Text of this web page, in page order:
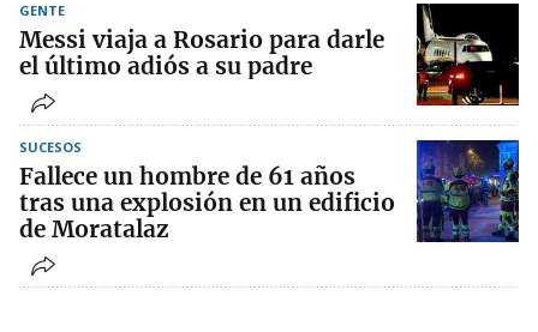
GENTE
Messi viaja a Rosario para darle
el último adiós a su padre
SUCESOS
Fallece un hombre de 61 años
tras una explosión en un edificio
de Moratalaz